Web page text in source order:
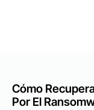
Cómo
Por El